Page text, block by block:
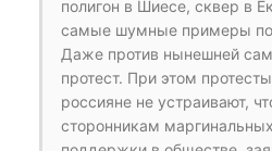
полигон в Шиесе, сквер в
самые шумные примеры
Даже против нынешней
протест. При этом
россияне не устраивают,
сторонникам